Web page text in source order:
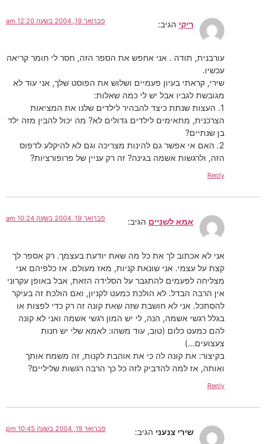
ריקי הגיב: פברואר 19, 2004 בשעה 12:20 am
עורבנית, תודה . אני אחפש את הספר הזה, חסר לי חומר קריאה
עכשיו.
שירי, קראתי בעיון פעמיים ושלוש את הפוסט שלך, אני עוד לא
מגובשת לגביו אבל יש לי כמה שאלות:
1. העצות שנתת כיצד להבהיר לילדים שלנו את המציאות
הצרכנית, מתאימים לילדים גדולים לא? מה יכול להבין מזה ילד
בן שנתיים?
2. האם אי אפשר גם להינות מצריכה וגם לא להיקלע לדפוס
הזה, ולרגשות אשמה בגינה? זה רק עניין של פרופורציות?
Reply
אמא לשניים הגיב: פברואר 19, 2004 בשעה 10:24 am
אני לא אכתוב לך את כל מה שאת יודעת בעצמך. רק אספר לך
קצת על עצמי. אני שונאת קניות, מאז מעולם. אז כלפיהם אני
מצליחה לפעמים להתגבר על הסלידה הזאת, אבל באופן עקרוני
אין הרבה הבדל. לא הולכת כמעט לקניון, ואם הולכת זה בעיקר
להסתכל. אני לא חושבת שזה שאת קונה זה רק כדי לפצות או
בגלל רגשי אשמה, הנה, לי יש המון רגשי אשמה ואני לא קונה
להם כמעט כלום (טוב, עוד משהו: לאמא שלי יש חנות
צעצועים…)
בקיצור: את קונה לה כי את אוהבת לקנות, זה משמח אותך
ואותה, אז למה להדביק לזה כל כך הרבה רגשות שליליים?
Reply
שירי צנעני הגיב: פברואר 19, 2004 בשעה 10:45 pm